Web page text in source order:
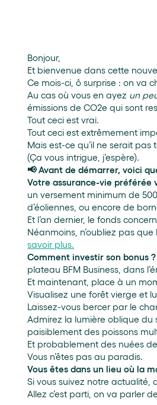
Bonjour,
Et bienvenue dans cette
Ce mois-ci, ô surprise : on va
Au cas où vous en ayez un
émissions de CO2e qui sont
Tout ceci est vrai.
Tout ceci est extrêmement
Mais est-ce qu’il ne serait pas
(Ça vous intrigue, j’espère).
📢 Avant de démarrer, voici
Votre assurance-vie préférée
un versement minimum de
d’éoliennes, ou encore de
Et l’an dernier, le fonds
Néanmoins, n’oubliez pas
savoir plus.
Comment investir son bonus ?
plateau BFM Business, dans
Et maintenant, place à un
Visualisez une forêt vierge et
Laissez-vous bercer par le
Admirez la lumière oblique
paisiblement des poissons
Et probablement des nuées
Vous n’êtes pas au paradis.
Vous êtes dans un lieu où la
Si vous suivez notre actualité,
Allez c’est parti, on va parler